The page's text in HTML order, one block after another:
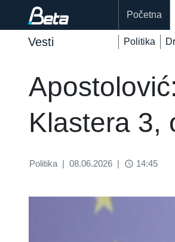
Početna
Vesti Politika
Klastera 3,
Politika | 08.06.2026 | access_time 14:45